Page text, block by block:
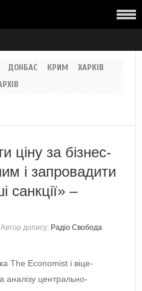
ДОНБАС КРИМ
ХАРКІВ
ціну за бізнес-
і запровадити
санкції» –
Автор допису: Радіо Свобода
The Economist і віце-
аналізу центрально-